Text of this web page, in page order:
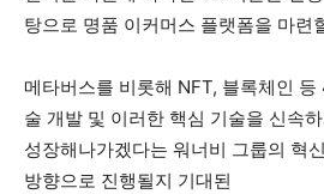
탕으로 명품 이커머스 플랫폼을 마련
메타버스를 비롯해 NFT, 블록체인
술 개발 및 이러한 핵심 기술을 신속
성장해나가겠다는 워너비 그룹의 혁
방향으로 진행될지 기대된